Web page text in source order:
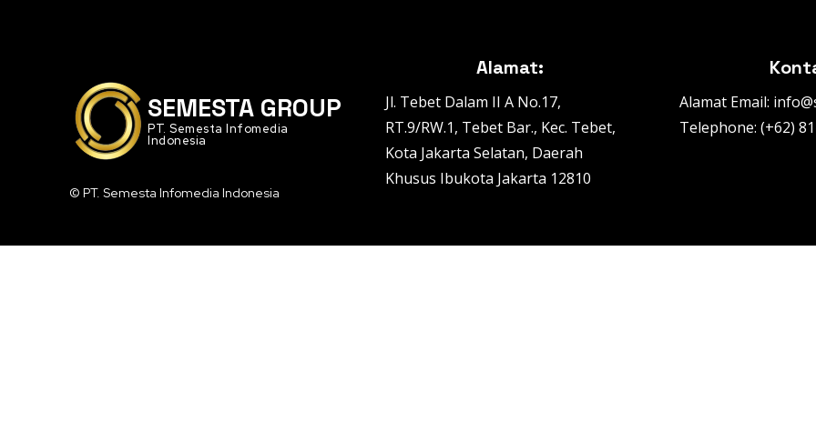
SEMESTA GROUP
PT. Semesta Infomedia
Indonesia
© PT. Semesta Infomedia Indonesia
Alamat:
Jl. Tebet Dalam II A No.17,
RT.9/RW.1, Tebet Bar., Kec. Tebet,
Kota Jakarta Selatan, Daerah
Khusus Ibukota Jakarta 12810
Alamat Email:
Telephone: (+62)